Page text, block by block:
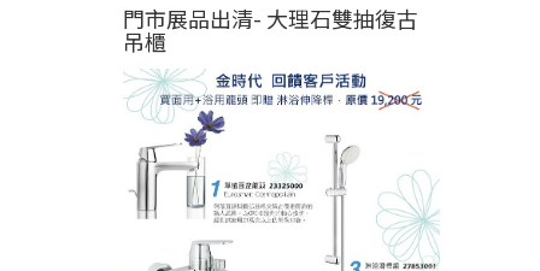
門市展品出清- 大理石雙抽復古
吊櫃